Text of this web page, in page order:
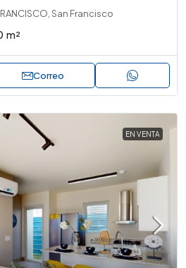
San Francisco
m²
Correo
EN VENTA